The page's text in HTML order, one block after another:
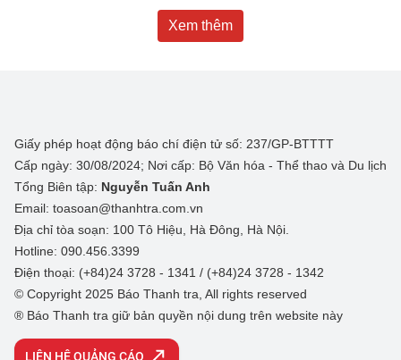
Xem thêm
Giấy phép hoạt động báo chí điện tử số: 237/GP-BTTTT
Cấp ngày: 30/08/2024; Nơi cấp: Bộ Văn hóa - Thể thao và Du lịch
Tổng Biên tập: Nguyễn Tuấn Anh
Email: toasoan@thanhtra.com.vn
Địa chỉ tòa soạn: 100 Tô Hiệu, Hà Đông, Hà Nội.
Hotline: 090.456.3399
Điện thoại: (+84)24 3728 - 1341 / (+84)24 3728 - 1342
© Copyright 2025 Báo Thanh tra, All rights reserved
® Báo Thanh tra giữ bản quyền nội dung trên website này
LIÊN HỆ QUẢNG CÁO